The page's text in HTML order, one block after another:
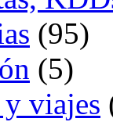
(95)
(5)
y viajes